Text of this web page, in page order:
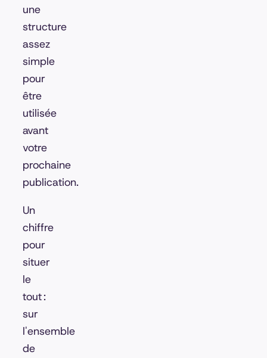
une
structure
assez
simple
pour
être
utilisée
avant
votre
prochaine
publication.
Un
chiffre
pour
situer
le
tout :
sur
l'ensemble
de